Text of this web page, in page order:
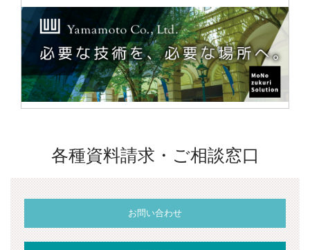
各種資料請求・ご相談窓口
お問い合わせ